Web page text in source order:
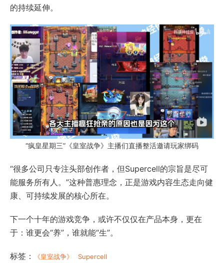
的持续延伸。
“疯皇星期三”《皇室战争》主播们直播整活邀请玩家绑码
“很多公司只专注头部创作者，但Supercell的宗旨是尽可
能服务所有人。”这种普惠理念，正是游戏内容生态走向健
康、可持续发展的核心所在。
下一个十年的游戏竞争，或许不仅仅在产品本身，更在
于：谁更会“养”，谁就能“生”。
标签： 《皇室战争》 Supercell